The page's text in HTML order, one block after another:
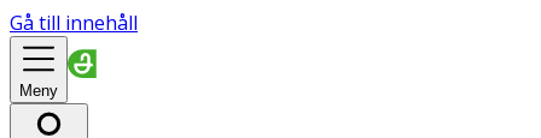
Gå till innehåll
Meny